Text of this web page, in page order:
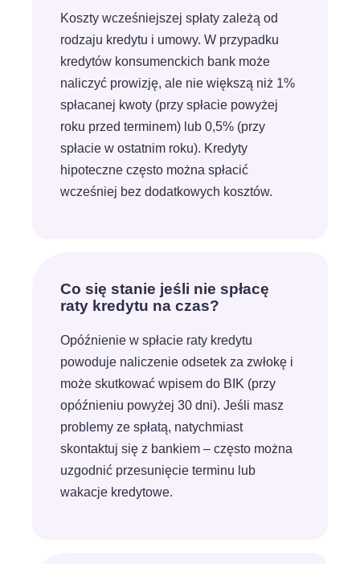
Koszty wcześniejszej spłaty zależą od
rodzaju kredytu i umowy. W przypadku
kredytów konsumenckich bank może
naliczyć prowizję, ale nie większą niż 1%
spłacanej kwoty (przy spłacie powyżej
roku przed terminem) lub 0,5% (przy
spłacie w ostatnim roku). Kredyty
hipoteczne często można spłacić
wcześniej bez dodatkowych kosztów.
Co się stanie jeśli nie spłacę
raty kredytu na czas?
Opóźnienie w spłacie raty kredytu
powoduje naliczenie odsetek za zwłokę i
może skutkować wpisem do BIK (przy
opóźnieniu powyżej 30 dni). Jeśli masz
problemy ze spłatą, natychmiast
skontaktuj się z bankiem – często można
uzgodnić przesunięcie terminu lub
wakacje kredytowe.